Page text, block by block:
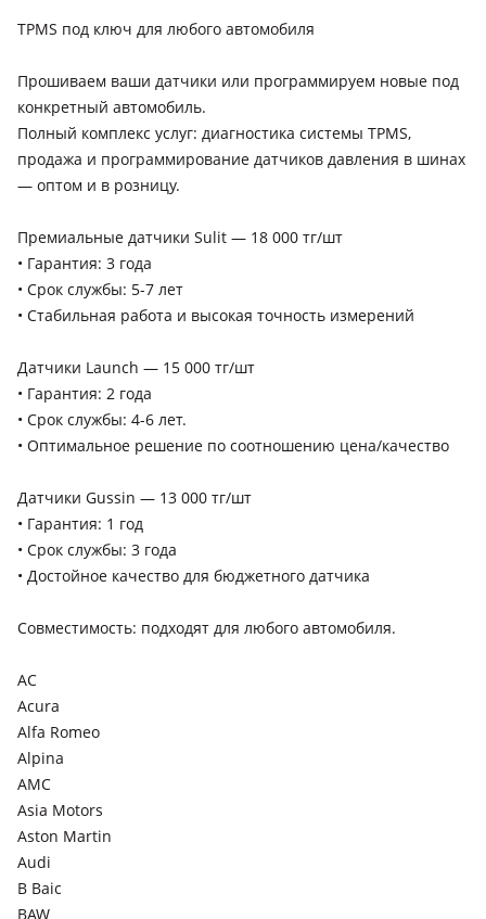
TPMS под ключ для любого автомобиля
Прошиваем ваши датчики или программируем новые под
конкретный автомобиль.
Полный комплекс услуг: диагностика системы TPMS,
продажа и программирование датчиков давления в шинах
— оптом и в розницу.
Премиальные датчики Sulit — 18 000 тг/шт
• Гарантия: 3 года
• Срок службы: 5-7 лет
• Стабильная работа и высокая точность измерений
Датчики Launch — 15 000 тг/шт
• Гарантия: 2 года
• Срок службы: 4-6 лет.
• Оптимальное решение по соотношению цена/качество
Датчики Gussin — 13 000 тг/шт
• Гарантия: 1 год
• Срок службы: 3 года
• Достойное качество для бюджетного датчика
Совместимость: подходят для любого автомобиля.
AC
Acura
Alfa Romeo
Alpina
AMC
Asia Motors
Aston Martin
Audi
В Baic
BAW